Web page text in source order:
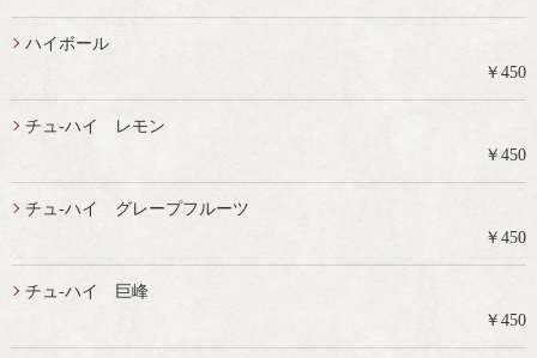
ハイボール
￥450
チュ-ハイ レモン
￥450
チュ-ハイ グレープフルーツ
￥450
チュ-ハイ 巨峰
￥450